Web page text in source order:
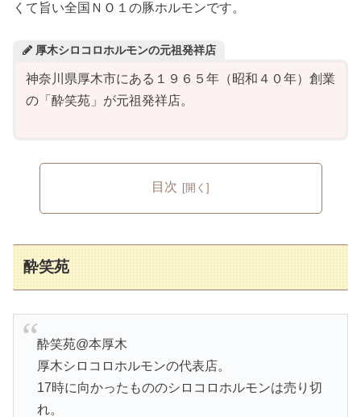
くて旨い全国ＮＯ１の豚ホルモンです。
厚木シロコロホルモンの元祖発祥店
神奈川県厚木市にある１９６５年（昭和４０年）創業
の「酔笑苑」が元祖発祥店。
目次
酔笑苑
酔笑苑@本厚木
厚木シロコロホルモンの代表店。
17時に向かったもののシロコロホルモンは売り切
れ。